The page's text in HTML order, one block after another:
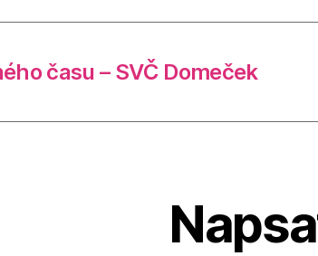
času – SVČ Domeček